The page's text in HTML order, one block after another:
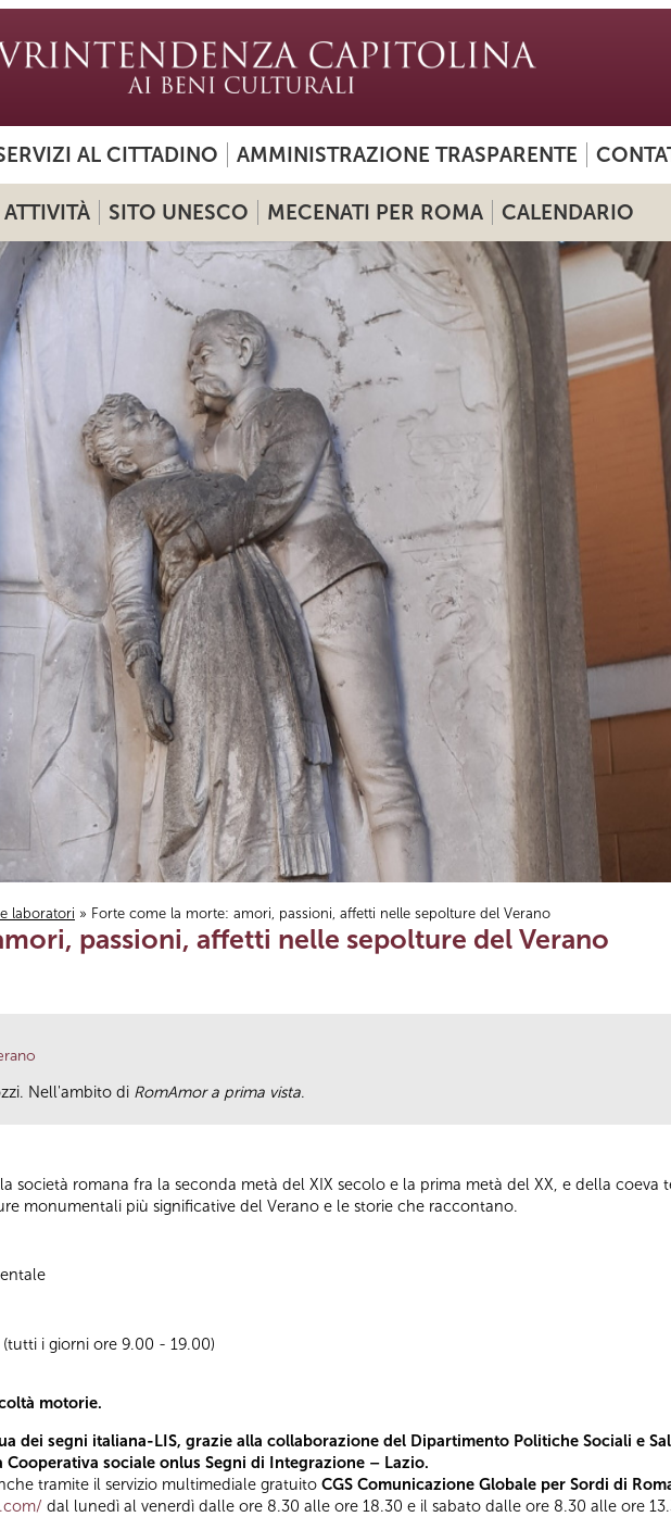
AL CITTADINO AMMINISTRAZIONE TRASPARENTE
ATTIVITÀ SITO UNESCO MECENATI PER ROMA CALENDARIO
laboratori » Forte come la morte: amori, passioni, affetti nelle sepolture del Verano
passioni, affetti nelle sepolture del Verano
Nell'ambito di RomAmor a prima vista.
società romana fra la seconda metà del XIX secolo e la prima metà del XX, e della coeva
monumentali più significative del Verano e le storie che raccontano.
i giorni ore 9.00 - 19.00)
motorie.
dei segni italiana-LIS, grazie alla collaborazione del Dipartimento Politiche Sociali e
Cooperativa sociale onlus Segni di Integrazione – Lazio.
tramite il servizio multimediale gratuito CGS Comunicazione Globale per Sordi di
dal lunedì al venerdì dalle ore 8.30 alle ore 18.30 e il sabato dalle ore 8.30 alle ore